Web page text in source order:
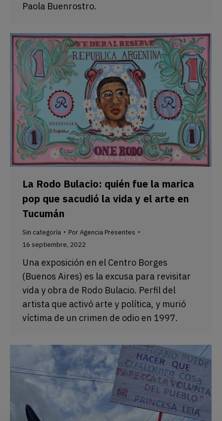
Paola Buenrostro.
La Rodo Bulacio: quién fue la marica
pop que sacudió la vida y el arte en
Tucumán
Sin categoría PorAgencia Presentes
16 septiembre, 2022
Una exposición en el Centro Borges
(Buenos Aires) es la excusa para revisitar
vida y obra de Rodo Bulacio. Perfil del
artista que activó arte y política, y murió
víctima de un crimen de odio en 1997.